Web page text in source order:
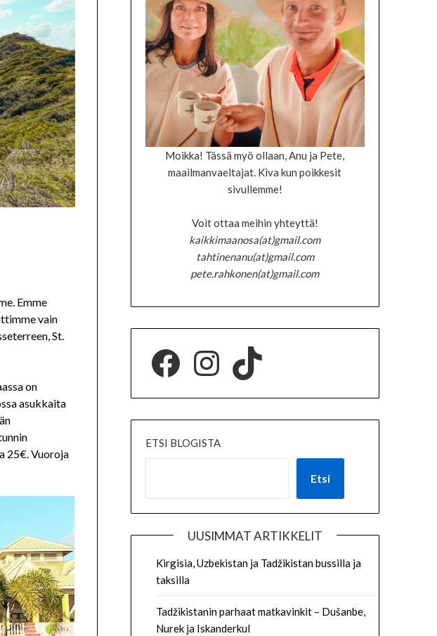
Emme
vain
St.
on
asukkaita
25€. Vuoroja
Moikka! Tässä myö ollaan, Anu ja Pete,
maailmanvaeltajat. Kiva kun poikkesit
sivullemme!
Voit ottaa meihin yhteyttä!
kaikkimaanosa(at)gmail.com
tahtinenanu(at)gmail.com
pete.rahkonen(at)gmail.com
ETSI BLOGISTA
Etsi
UUSIMMAT ARTIKKELIT
Kirgisia, Uzbekistan ja Tadžikistan bussilla ja
taksilla
Tadžikistanin parhaat matkavinkit – Dušanbe,
Nurek ja Iskanderkul